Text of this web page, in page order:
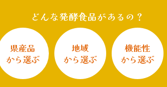
どんな発酵食品があるの？
県産品
から選ぶ
地域
から選ぶ
機能性
から選ぶ